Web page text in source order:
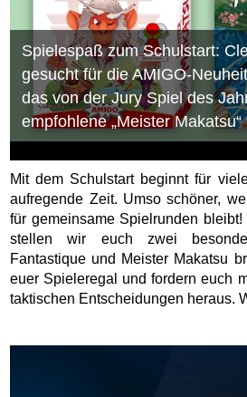
Spielespaß zum Schulstart:
gesucht für die AMIGO-
das von der Jury Spiel des
empfohlene „Meister Makatsu“
Mit dem Schulstart beginnt für
aufregende Zeit. Umso schöner,
für gemeinsame Spielrunden
stellen wir euch zwei
Fantastique und Meister Makatsu
euer Spieleregal und fordern euch
taktischen Entscheidungen heraus.